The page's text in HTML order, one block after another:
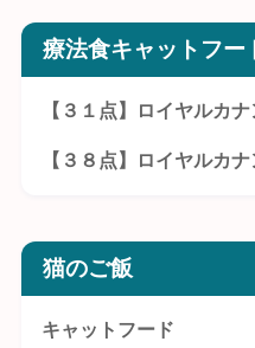
療法食キャットフー
【３１点】ロイヤルカ
【３８点】ロイヤルカ
猫のご飯
キャットフード